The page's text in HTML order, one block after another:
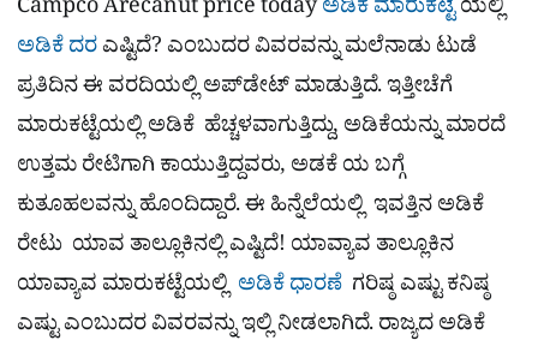
Campco Arecanut price todayಅಡಿಕೆ ಮಾರುಕಟ್ಟೆಯಲ್ಲಿ
ಅಡಿಕೆ ದರಎಷ್ಟಿದೆ? ಎಂಬುದರ ವಿವರವನ್ನು ಮಲೆನಾಡು ಟುಡೆ
ಪ್ರತಿದಿನ ಈ ವರದಿಯಲ್ಲಿ ಅಪ್​ಡೇಟ್ ಮಾಡುತ್ತಿದೆ. ಇತ್ತೀಚೆಗೆ
ಮಾರುಕಟ್ಟೆಯಲ್ಲಿ ಅಡಿಕೆ ಹೆಚ್ಚಳವಾಗುತ್ತಿದ್ದು, ಅಡಿಕೆಯನ್ನು ಮಾರದೆ
ಉತ್ತಮ ರೇಟಿಗಾಗಿ ಕಾಯುತ್ತಿದ್ದವರು, ಅಡಕೆ ಯ ಬಗ್ಗೆ
ಕುತೂಹಲವನ್ನು ಹೊಂದಿದ್ದಾರೆ. ಈ ಹಿನ್ನೆಲೆಯಲ್ಲಿ ಇವತ್ತಿನ ಅಡಿಕೆ
ರೇಟು ಯಾವ ತಾಲ್ಲೂಕಿನಲ್ಲಿ ಎಷ್ಟಿದೆ! ಯಾವ್ಯಾವ ತಾಲ್ಲೂಕಿನ
ಯಾವ್ಯಾವ ಮಾರುಕಟ್ಟೆಯಲ್ಲಿ ಅಡಿಕೆ ಧಾರಣೆ ಗರಿಷ್ಠ ಎಷ್ಟು ಕನಿಷ್ಠ
ಎಷ್ಟು ಎಂಬುದರ ವಿವರವನ್ನು ಇಲ್ಲಿ ನೀಡಲಾಗಿದೆ. ರಾಜ್ಯದ ಅಡಿಕೆ